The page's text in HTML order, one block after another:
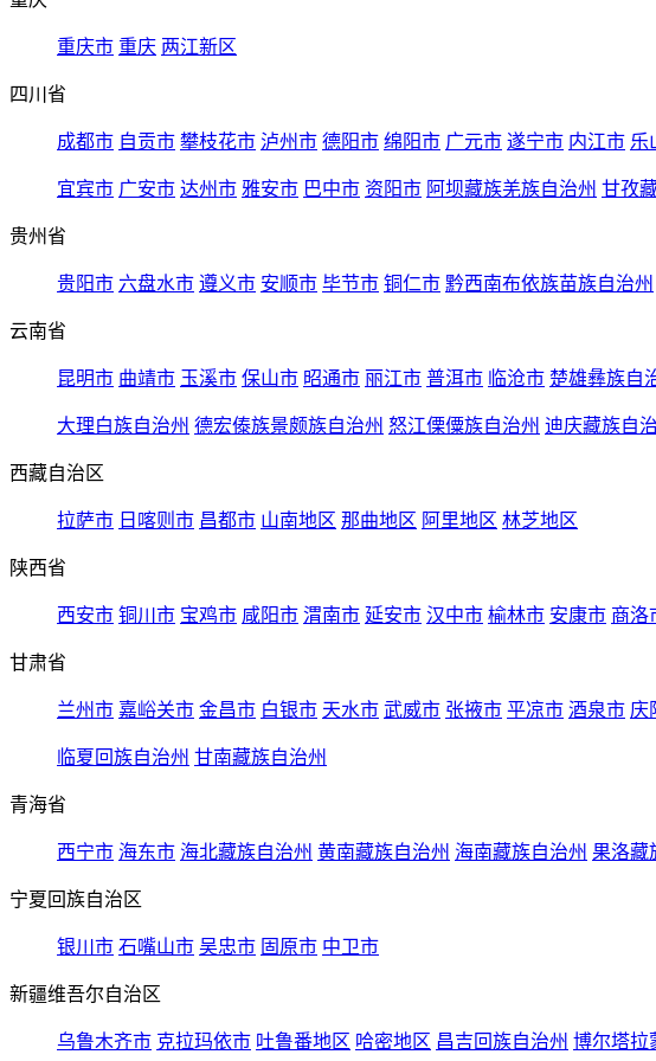
重庆市 重庆 两江新区
四川省
成都市 自贡市 攀枝花市 泸州市 德阳市 绵阳市 广元市 遂宁市 内江市 乐
宜宾市 广安市 达州市 雅安市 巴中市 资阳市 阿坝藏族羌族自治州 甘孜
贵州省
贵阳市 六盘水市 遵义市 安顺市 毕节市 铜仁市 黔西南布依族苗族自治州
云南省
昆明市 曲靖市 玉溪市 保山市 昭通市 丽江市 普洱市 临沧市 楚雄彝族自
大理白族自治州 德宏傣族景颇族自治州 怒江傈僳族自治州 迪庆藏族自
西藏自治区
拉萨市 日喀则市 昌都市 山南地区 那曲地区 阿里地区 林芝地区
陕西省
西安市 铜川市 宝鸡市 咸阳市 渭南市 延安市 汉中市 榆林市 安康市 商洛
甘肃省
兰州市 嘉峪关市 金昌市 白银市 天水市 武威市 张掖市 平凉市 酒泉市 庆
临夏回族自治州 甘南藏族自治州
青海省
西宁市 海东市 海北藏族自治州 黄南藏族自治州 海南藏族自治州 果洛藏
宁夏回族自治区
银川市 石嘴山市 吴忠市 固原市 中卫市
新疆维吾尔自治区
乌鲁木齐市 克拉玛依市 吐鲁番地区 哈密地区 昌吉回族自治州 博尔塔拉